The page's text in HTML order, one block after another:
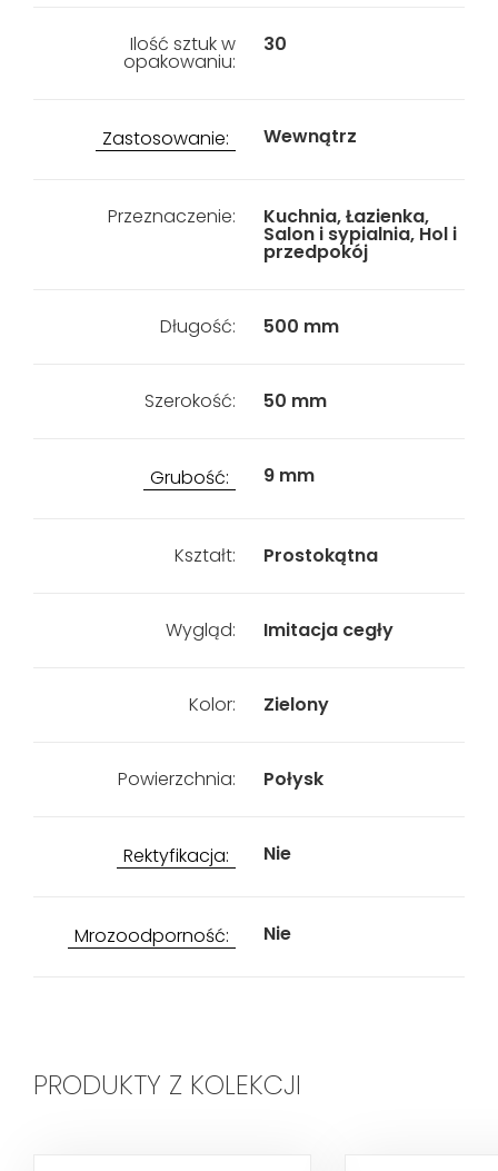
Ilość sztuk w
opakowaniu:
30
Zastosowanie: Wewnątrz
Przeznaczenie: Kuchnia, Łazienka,
Salon i sypialnia, Hol i
przedpokój
Długość: 500 mm
Szerokość: 50 mm
Grubość: 9 mm
Kształt: Prostokątna
Wygląd: Imitacja cegły
Kolor: Zielony
Powierzchnia: Połysk
Rektyfikacja: Nie
Mrozoodporność: Nie
PRODUKTY Z KOLEKCJI